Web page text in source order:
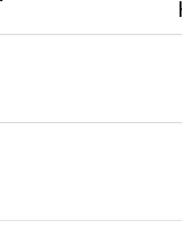
Ihre
Bitte